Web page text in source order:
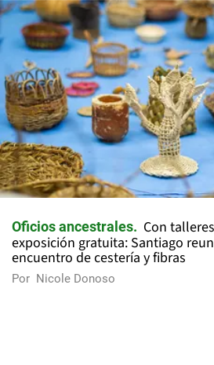
Oficios ancestrales
Con
exposición gratuita: Santiago
encuentro de cestería y fibras
Por Nicole Donoso